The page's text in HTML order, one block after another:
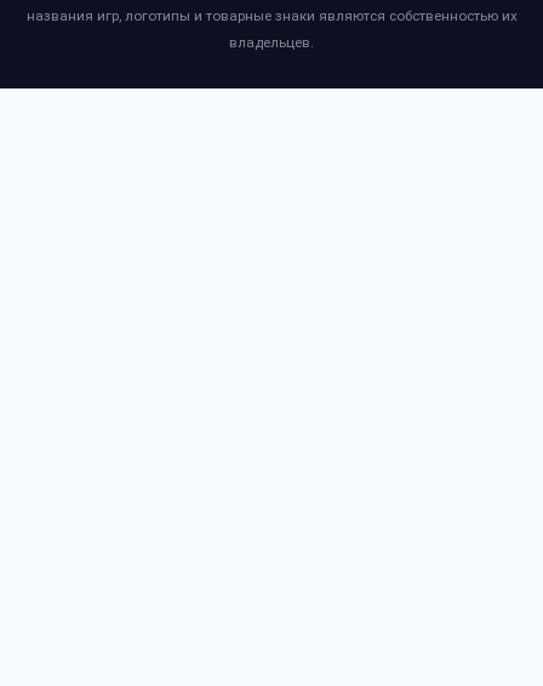
названия игр, логотипы и товарные знаки являются собственностью их
владельцев.